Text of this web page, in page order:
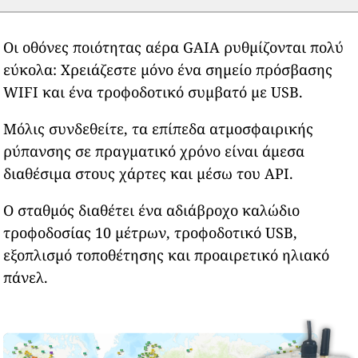
Οι οθόνες ποιότητας αέρα GAIA ρυθμίζονται πολύ
εύκολα: Χρειάζεστε μόνο ένα σημείο πρόσβασης
WIFI και ένα τροφοδοτικό συμβατό με USB.
Μόλις συνδεθείτε, τα επίπεδα ατμοσφαιρικής
ρύπανσης σε πραγματικό χρόνο είναι άμεσα
διαθέσιμα στους χάρτες και μέσω του API.
Ο σταθμός διαθέτει ένα αδιάβροχο καλώδιο
τροφοδοσίας 10 μέτρων, τροφοδοτικό USB,
εξοπλισμό τοποθέτησης και προαιρετικό ηλιακό
πάνελ.